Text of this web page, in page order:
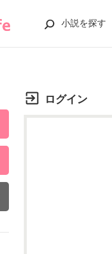
小説を探す
ログイン